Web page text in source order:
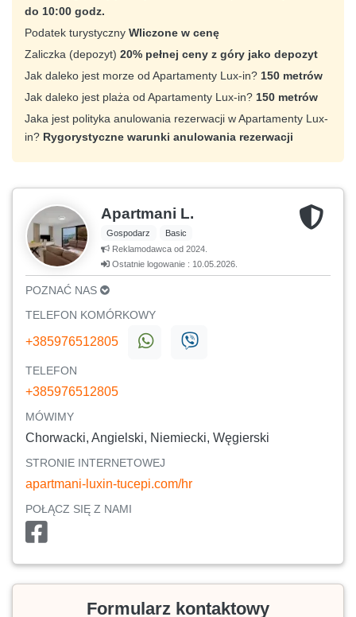
do 10:00 godz.
Podatek turystyczny Wliczone w cenę
Zaliczka (depozyt) 20% pełnej ceny z góry jako depozyt
Jak daleko jest morze od Apartamenty Lux-in? 150 metrów
Jak daleko jest plaża od Apartamenty Lux-in? 150 metrów
Jaka jest polityka anulowania rezerwacji w Apartamenty Lux-
in? Rygorystyczne warunki anulowania rezerwacji
Apartmani L.
Gospodarz
Basic
Reklamodawca od 2024.
Ostatnie logowanie : 10.05.2026.
POZNAĆ NAS
TELEFON KOMÓRKOWY
+385976512805
TELEFON
+385976512805
MÓWIMY
Chorwacki, Angielski, Niemiecki, Węgierski
STRONIE INTERNETOWEJ
apartmani-luxin-tucepi.com/hr
POŁĄCZ SIĘ Z NAMI
Formularz kontaktowy